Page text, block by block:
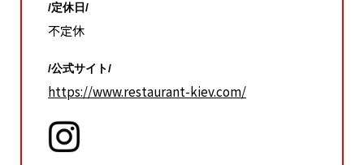
/定休日/
不定休
/公式サイト/
https://www.restaurant-kiev.com/